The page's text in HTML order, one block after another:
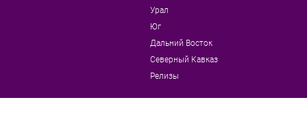
Урал
Юг
Дальний Восток
Северный Кавказ
Релизы